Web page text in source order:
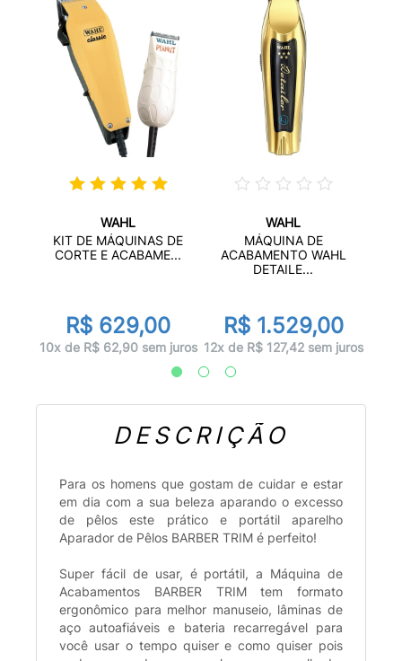
WAHL
KIT DE MÁQUINAS DE
CORTE E ACABAME...
R$ 629,00
10x de R$ 62,90 sem juros
WAHL
MÁQUINA DE
ACABAMENTO WAHL
DETAILE...
R$ 1.529,00
12x de R$ 127,42 sem juros
DESCRIÇÃO
Para os homens que gostam de cuidar e estar
em dia com a sua beleza aparando o excesso
de pêlos este prático e portátil aparelho
Aparador de Pêlos BARBER TRIM é perfeito!
Super fácil de usar, é portátil, a Máquina de
Acabamentos BARBER TRIM tem formato
ergonômico para melhor manuseio, lâminas de
aço autoafiáveis e bateria recarregável para
você usar o tempo quiser e como quiser pois